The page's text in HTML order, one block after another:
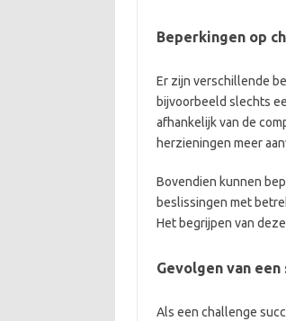
Beperkingen op
Er zijn verschillende
bijvoorbeeld slechts
afhankelijk van de
herzieningen meer
Bovendien kunnen
beslissingen met
Het begrijpen van
Gevolgen van
Als een challenge